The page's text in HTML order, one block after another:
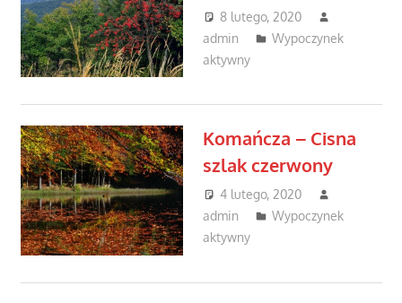
8 lutego, 2020
admin
Wypoczynek
aktywny
Komańcza – Cisna
szlak czerwony
4 lutego, 2020
admin
Wypoczynek
aktywny